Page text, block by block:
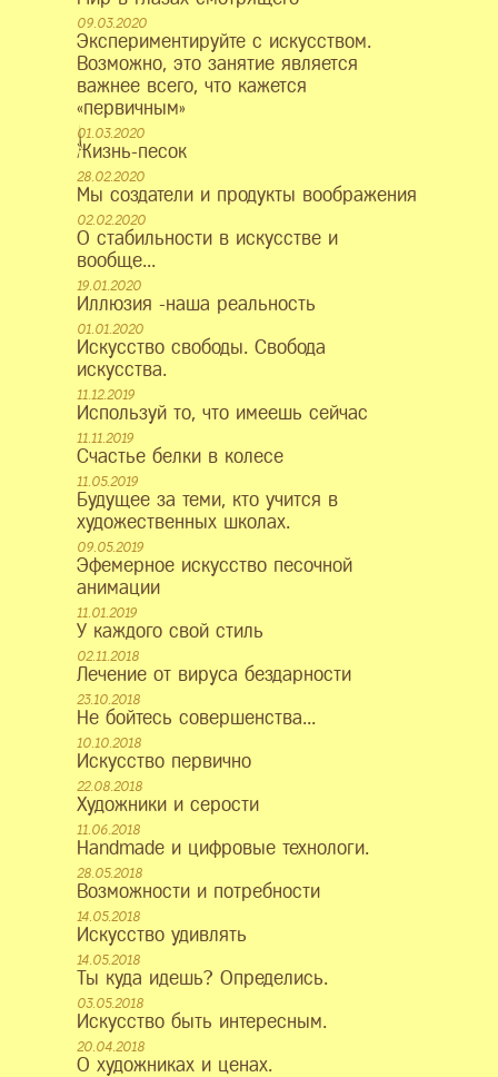
09.03.2020
Экспериментируйте с искусством.
Возможно, это занятие является
важнее всего, что кажется
«первичным»
01.03.2020
Жизнь-песок
28.02.2020
Мы создатели и продукты воображения
02.02.2020
О стабильности в искусстве и
вообще...
19.01.2020
Иллюзия -наша реальность
01.01.2020
Искусство свободы. Свобода
искусства.
11.12.2019
Используй то, что имеешь сейчас
11.11.2019
Счастье белки в колесе
11.05.2019
Будущее за теми, кто учится в
художественных школах.
09.05.2019
Эфемерное искусство песочной
анимации
11.01.2019
У каждого свой стиль
02.11.2018
Лечение от вируса бездарности
23.10.2018
Не бойтесь совершенства...
10.10.2018
Искусство первично
22.08.2018
Художники и серости
11.06.2018
Нandmade и цифровые технологи.
28.05.2018
Возможности и потребности
14.05.2018
Искусство удивлять
14.05.2018
Ты куда идешь? Определись.
03.05.2018
Искусство быть интересным.
20.04.2018
О художниках и ценах.